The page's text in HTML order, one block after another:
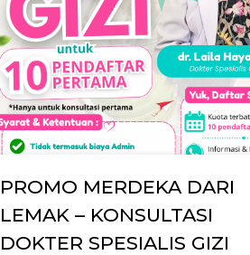
PROMO MERDEKA DARI
LEMAK – KONSULTASI
DOKTER SPESIALIS GIZI